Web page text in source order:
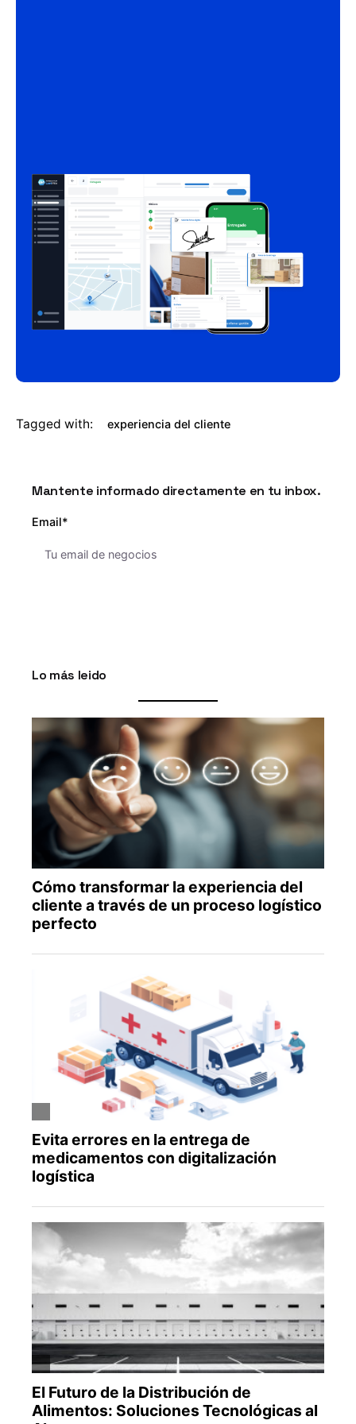
Tagged with: experiencia del cliente
Mantente informado directamente en tu inbox.
Email*
Lo más leido